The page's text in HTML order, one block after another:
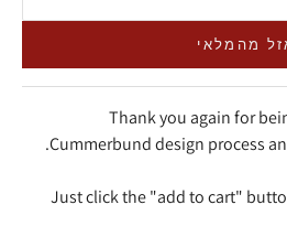
מהמלאי
Thank you again for
Cummerbund design process
Just click the "add to cart"